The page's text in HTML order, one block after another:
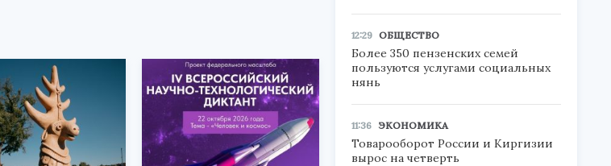
12:29 ОБЩЕСТВО
Более 350 пензенских семей
пользуются услугами социальных
нянь
11:36 ЭКОНОМИКА
Товарооборот России и Киргизии
вырос на четверть